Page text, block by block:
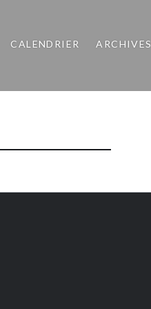
CALENDRIER ARCHIVES